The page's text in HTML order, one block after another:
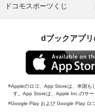
ドコモスポーツくじ
dブックアプ
Appleのロゴ、App Storeは、米国も
す。App Storeは、Apple Inc.のサー
Google Play および Google Play ロ